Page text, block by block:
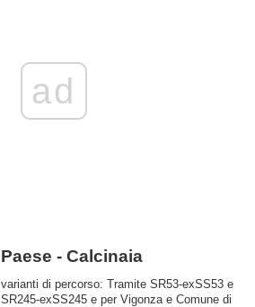
ad
Paese - Calcinaia
varianti di percorso: Tramite SR53-exSS53 e
SR245-exSS245 e per Vigonza e Comune di